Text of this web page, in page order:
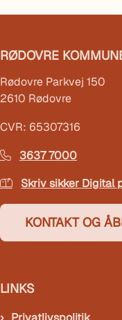
RØDOVRE
Rødovre Parkvej 150
2610 Rødovre
CVR: 65307316
3637 7000
Skriv sikker Digital
KONTAKT OG
LINKS